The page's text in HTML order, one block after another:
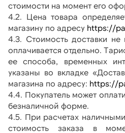
стоимости на момент его
4.2. Цена товара
магазину по адресу https://
4.3. Стоимость доставки не
оплачивается отдельно.
ее способа, временных
указаны во вкладке
магазина по адресу: https://
4.4. Покупатель может
безналичной форме.
4.5. При расчетах
стоимость заказа в